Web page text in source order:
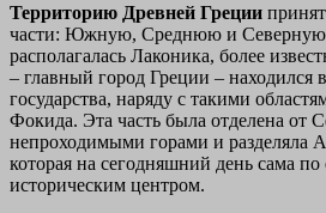
Территорию Древней Греции
части: Южную, Среднюю и
располагалась Лаконика, более
– главный город Греции – находился
государства, наряду с такими
Фокида. Эта часть была отделена от
непроходимыми горами и разделяла
которая на сегодняшний день сама
историческим центром.